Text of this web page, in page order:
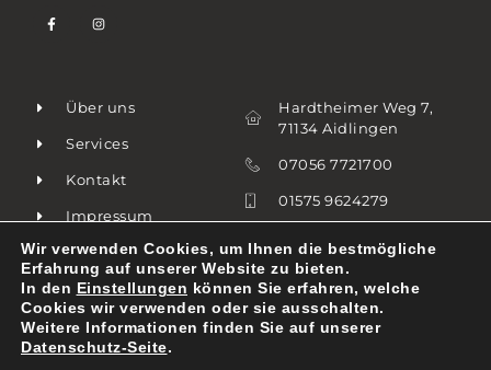
Über uns
Services
Kontakt
Impressum
Datenschutz
AGB's
Hardtheimer Weg 7,
71134 Aidlingen
07056 7721700
01575 9624279
Wir verwenden Cookies, um Ihnen die bestmögliche
Erfahrung auf unserer Website zu bieten.
In den Einstellungen können Sie erfahren, welche
Cookies wir verwenden oder sie ausschalten.
Weitere Informationen finden Sie auf unserer
Datenschutz-Seite.